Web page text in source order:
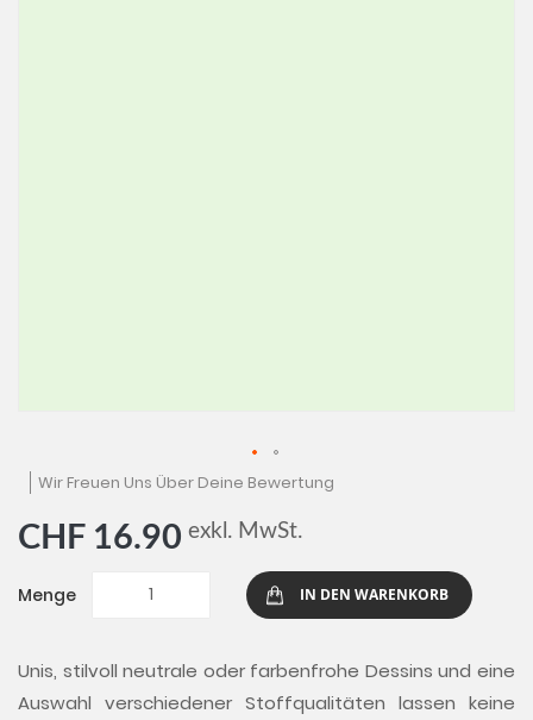
Wir Freuen Uns Über Deine Bewertung
CHF 16.90 exkl. MwSt.
Menge IN DEN WARENKORB
Unis, stilvoll neutrale oder farbenfrohe Dessins und eine
Auswahl verschiedener Stoffqualitäten lassen keine
Zum
Anfang
der
Bildgalerie